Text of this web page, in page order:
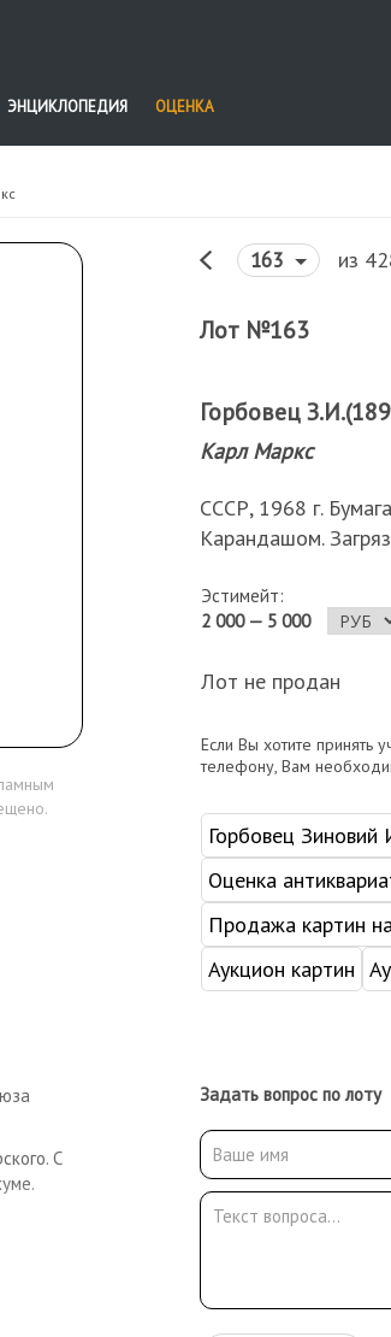
ЭНЦИКЛОПЕДИЯ ОЦЕНКА
163 из
Лот №163
Горбовец
Карл Маркс
СССР, 1968 г.
Карандашом.
Эстимейт:
2 000 — 5 000
Лот не продан
Если Вы хотите принять
телефону, Вам
Горбовец Зиновий
Оценка
Продажа картин
Аукцион картин
С
Задать вопрос по лоту